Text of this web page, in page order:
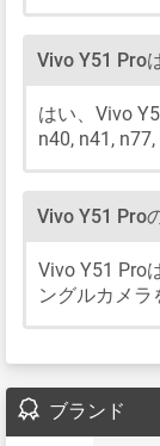
Vivo Y51 Pro
はい、Vivo
n40, n41,
Vivo Y51 Pro
Vivo Y51 Pro
ングルカメラ
ブランド